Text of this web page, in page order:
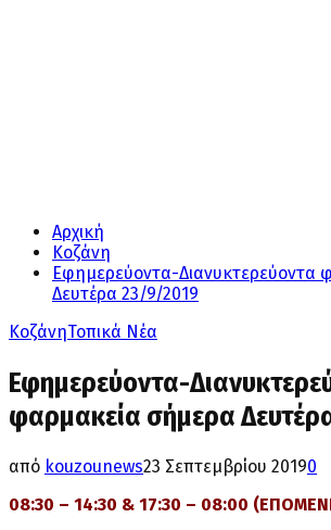
Αρχική
Κοζάνη
Εφημερεύοντα-Διανυκτερεύοντα
Δευτέρα 23/9/2019
ΚοζάνηΤοπικά Νέα
Εφημερεύοντα-
φαρμακεία σήμερα
από kouzounews23 Σεπτεμβρίου 20190
08:30 – 14:30 & 17:30 – 08:00